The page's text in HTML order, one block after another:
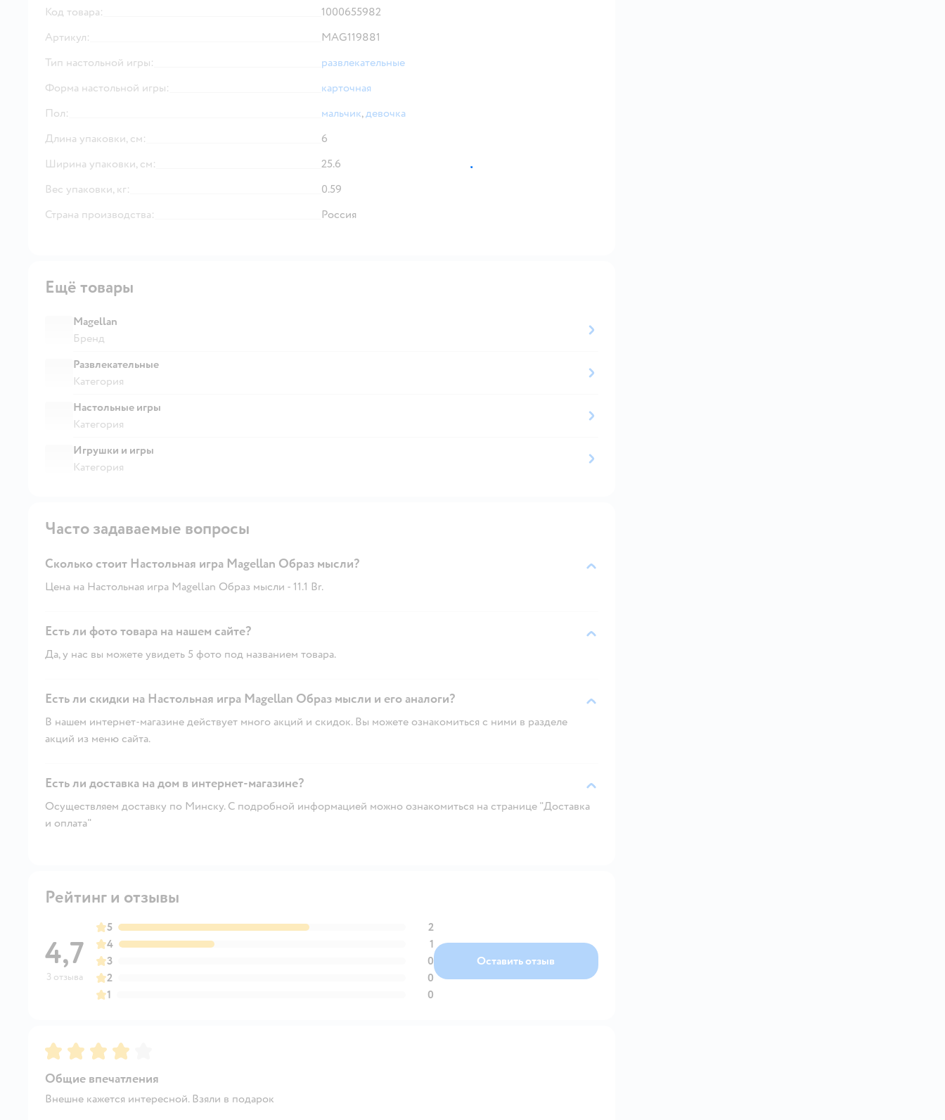
Код товара:
1000655982
Артикул:
MAG119881
Тип настольной игры:
развлекательные
Форма настольной игры:
карточная
Пол:
мальчик,девочка
Длина упаковки, см:
6
Ширина упаковки, см:
25.6
Вес упаковки, кг:
0.59
Страна производства:
Россия
Ещё товары
Magellan
Бренд
Развлекательные
Категория
Настольные игры
Категория
Игрушки и игры
Категория
Часто задаваемые вопросы
Сколько стоит Настольная игра Magellan Образ мысли?
Цена на Настольная игра Magellan Образ мысли - 11.1 Br.
Есть ли фото товара на нашем сайте?
Да, у нас вы можете увидеть 5 фото под названием товара.
Есть ли скидки на Настольная игра Magellan Образ мысли и его аналоги?
В нашем интернет-магазине действует много акций и скидок. Вы можете ознакомиться с ними в разделе
акций из меню сайта.
Есть ли доставка на дом в интернет-магазине?
Осуществляем доставку по Минску. С подробной информацией можно ознакомиться на странице "Доставка
и оплата"
Рейтинг и отзывы
4,7
3 отзыва
5
2
4
1
3
0
2
0
1
0
Оставить отзыв
Рейтинг:4
Общие впечатления
Внешне кажется интересной. Взяли в подарок